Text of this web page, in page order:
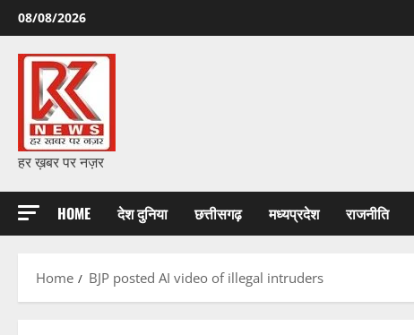
Skip
to
content
08/08/2026
हर ख़बर पर नज़र
HOME देश दुनिया छत्तीसगढ़ मध्यप्रदेश राजनीति
Home BJP posted AI video of illegal intruders